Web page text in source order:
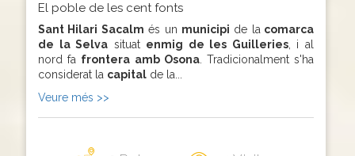
El poble de les cent fonts
Sant Hilari Sacalm és un municipi de la comarca
de la Selva situat enmig de les Guilleries, i al
nord fa frontera amb Osona. Tradicionalment s'ha
considerat la capital de la...
Veure més >>